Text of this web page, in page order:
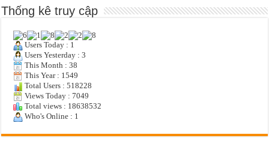
Thống kê truy cập
Users Today : 1
Users Yesterday : 3
This Month : 38
This Year : 1549
Total Users : 518228
Views Today : 7049
Total views : 18638532
Who's Online : 1